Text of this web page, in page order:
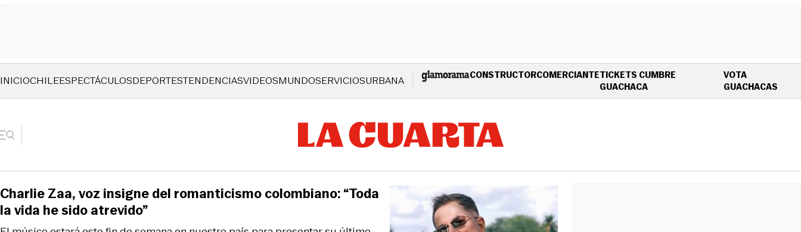
INICIOCHILEESPECTÁCULOSDEPORTESTENDENCIASVIDEOSMUNDOSERVICIOSURBANA CONSTRUCTORCOMERCIANTETICKETS CUMBRE
GUACHACAOPENS IN NEW WINDOW
VOTA
GUACHACAS
Charlie Zaa, voz insigne del romanticismo colombiano: “Toda
la vida he sido atrevido”